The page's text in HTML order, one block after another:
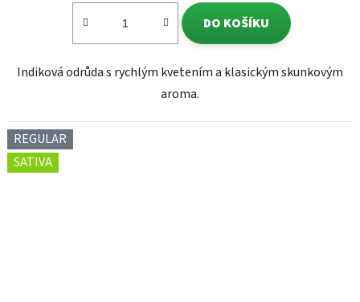
DO KOŠÍKU
Indiková odrůda s rychlým kvetením a klasickým skunkovým
aroma.
REGULAR
SATIVA